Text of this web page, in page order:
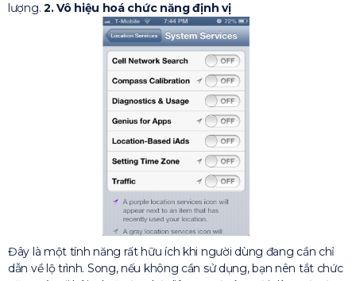
lượng. 2. Vô hiệu hoá chức năng định vị
Đây là một tính năng rất hữu ích khi người dùng đang cần chỉ
dẫn về lộ trình. Song, nếu không cần sử dụng, bạn nên tắt chức